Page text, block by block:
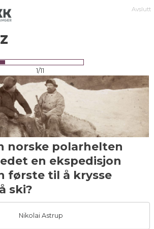
Avslutt
1/11
norske polarhelten
en ekspedisjon
første til å krysse
ski?
Nikolai Astrup